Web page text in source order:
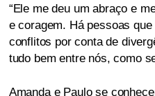
“Ele me deu um abraço e
e coragem. Há pessoas
conflitos por conta de
tudo bem entre nós, como
Amanda e Paulo se